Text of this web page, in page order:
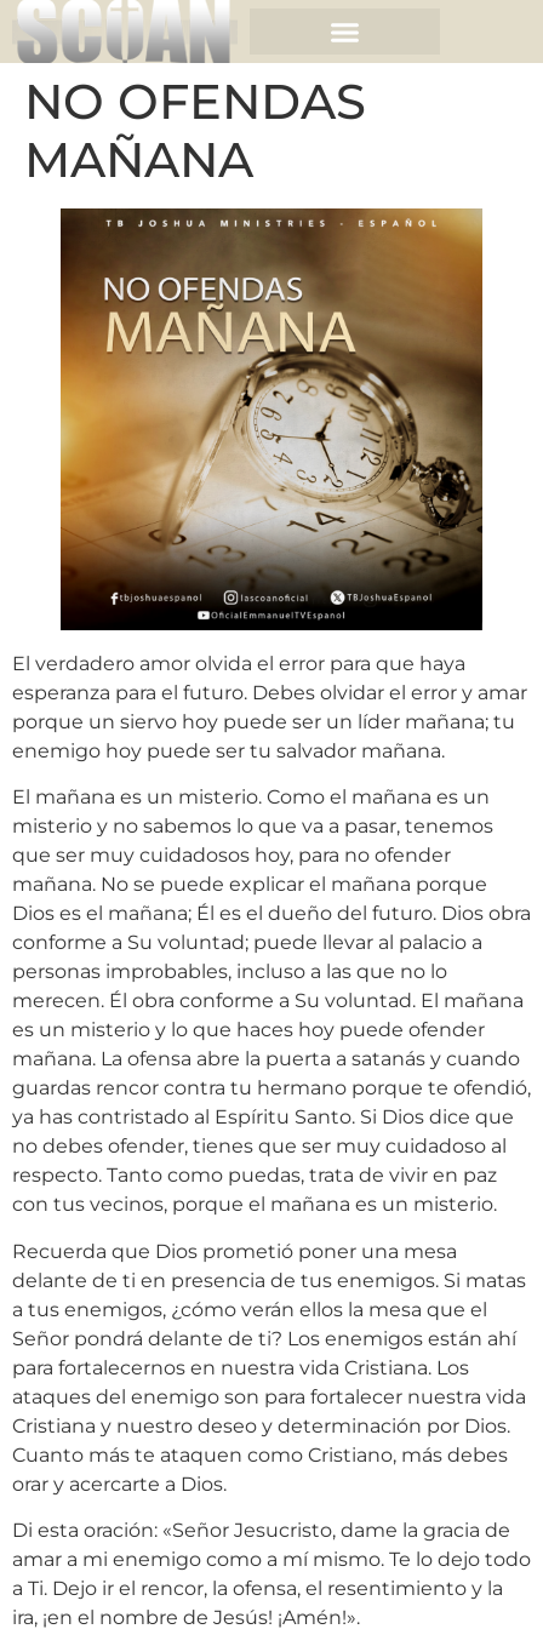
NO OFENDAS
MAÑANA
El verdadero amor olvida el error para que haya
esperanza para el futuro. Debes olvidar el error y amar
porque un siervo hoy puede ser un líder mañana; tu
enemigo hoy puede ser tu salvador mañana.
El mañana es un misterio. Como el mañana es un
misterio y no sabemos lo que va a pasar, tenemos
que ser muy cuidadosos hoy, para no ofender
mañana. No se puede explicar el mañana porque
Dios es el mañana; Él es el dueño del futuro. Dios obra
conforme a Su voluntad; puede llevar al palacio a
personas improbables, incluso a las que no lo
merecen. Él obra conforme a Su voluntad. El mañana
es un misterio y lo que haces hoy puede ofender
mañana. La ofensa abre la puerta a satanás y cuando
guardas rencor contra tu hermano porque te ofendió,
ya has contristado al Espíritu Santo. Si Dios dice que
no debes ofender, tienes que ser muy cuidadoso al
respecto. Tanto como puedas, trata de vivir en paz
con tus vecinos, porque el mañana es un misterio.
Recuerda que Dios prometió poner una mesa
delante de ti en presencia de tus enemigos. Si matas
a tus enemigos, ¿cómo verán ellos la mesa que el
Señor pondrá delante de ti? Los enemigos están ahí
para fortalecernos en nuestra vida Cristiana. Los
ataques del enemigo son para fortalecer nuestra vida
Cristiana y nuestro deseo y determinación por Dios.
Cuanto más te ataquen como Cristiano, más debes
orar y acercarte a Dios.
Di esta oración: «Señor Jesucristo, dame la gracia de
amar a mi enemigo como a mí mismo. Te lo dejo todo
a Ti. Dejo ir el rencor, la ofensa, el resentimiento y la
ira, ¡en el nombre de Jesús! ¡Amén!».